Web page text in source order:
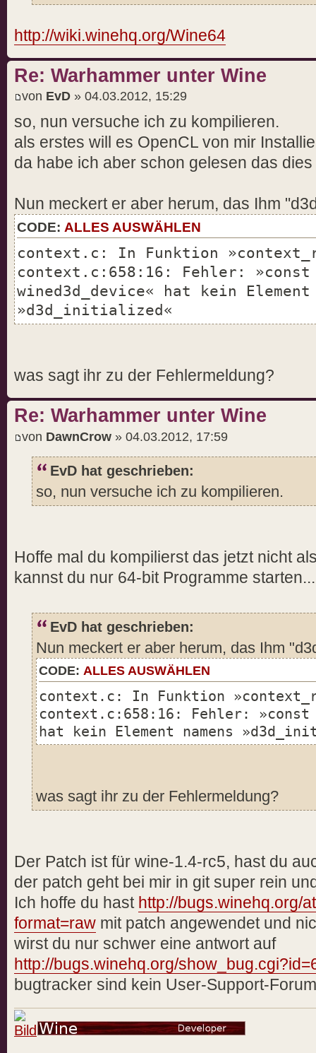
http://wiki.winehq.org/Wine64
Re: Warhammer unter Wine
von EvD » 04.03.2012, 15:29
so, nun versuche ich zu kompilieren.
als erstes will es OpenCL von mir
da habe ich aber schon gelesen das
Nun meckert er aber herum, das Ihm
CODE: ALLES AUSWÄHLEN
context.c: In Funktion
context.c:658:16: Fehler:
wined3d_device« hat kein Element
»d3d_initialized«
was sagt ihr zu der Fehlermeldung?
Re: Warhammer unter Wine
von DawnCrow » 04.03.2012, 17:59
EvD hat geschrieben:
so, nun versuche ich zu kompilieren.
Hoffe mal du kompilierst das jetzt nicht
kannst du nur 64-bit Programme starten...
EvD hat geschrieben:
Nun meckert er aber herum, das Ihm
CODE: ALLES AUSWÄHLEN
context.c: In Funktion
context.c:658:16: Fehler: »const
hat kein Element namens
was sagt ihr zu der Fehlermeldung?
Der Patch ist für wine-1.4-rc5, hast du
der patch geht bei mir in git super rein
Ich hoffe du hast http://bugs.winehq.org/
format=raw mit patch angewendet und
wirst du nur schwer eine antwort auf
http://bugs.winehq.org/
bugtracker sind kein User-Support-